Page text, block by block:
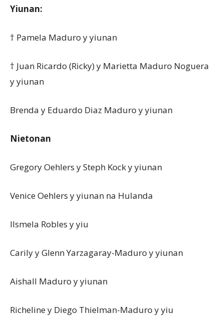
Yiunan:
† Pamela Maduro y yiunan
† Juan Ricardo (Ricky) y Marietta Maduro Noguera
y yiunan
Brenda y Eduardo Diaz Maduro y yiunan
Nietonan
Gregory Oehlers y Steph Kock y yiunan
Venice Oehlers y yiunan na Hulanda
Ilsmela Robles y yiu
Carily y Glenn Yarzagaray-Maduro y yiunan
Aishall Maduro y yiunan
Richeline y Diego Thielman-Maduro y yiu